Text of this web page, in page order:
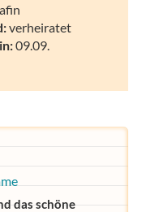
verheiratet
09.09.
das schöne